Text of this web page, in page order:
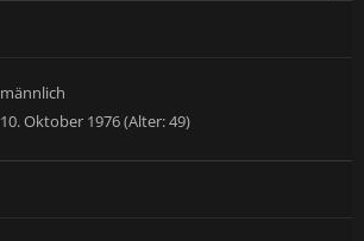
männlich
10. Oktober 1976 (Alter: 49)